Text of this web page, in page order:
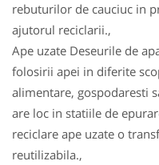
rebuturilor de cauciuc in
ajutorul reciclarii.,
Ape uzate Deseurile de
folosirii apei in diferite
alimentare, gospodaresti
are loc in statiile de
reciclare ape uzate o
reutilizabila.,